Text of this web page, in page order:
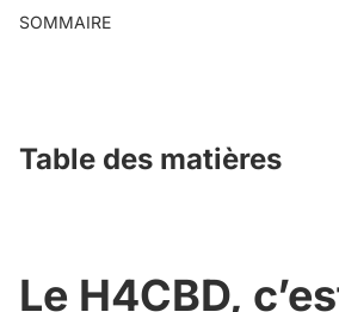
SOMMAIRE
Table des matières
Le H4CBD,